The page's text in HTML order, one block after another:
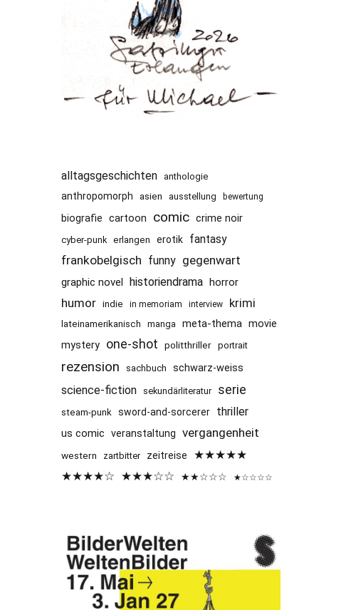
alltagsgeschichten anthologie
anthropomorph asien ausstellung bewertung
biografie cartoon comic crime noir
cyber-punk erlangen erotik fantasy
frankobelgisch funny gegenwart
graphic novel historiendrama horror
humor indie in memoriam interview krimi
lateinamerikanisch manga meta-thema movie
mystery one-shot politthriller portrait
rezension sachbuch schwarz-weiss
science-fiction sekundärliteratur serie
steam-punk sword-and-sorcerer thriller
us comic veranstaltung vergangenheit
western zartbitter zeitreise
★★★★★
★★★★☆ ★★★☆☆ ★★☆☆☆ ★☆☆☆☆